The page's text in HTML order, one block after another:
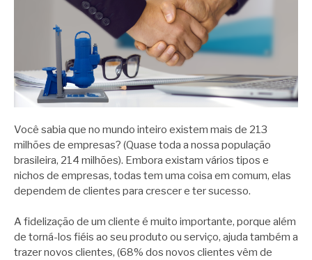
Você sabia que no mundo inteiro existem mais de 213
milhões de empresas? (Quase toda a nossa população
brasileira, 214 milhões). Embora existam vários tipos e
nichos de empresas, todas tem uma coisa em comum, elas
dependem de clientes para crescer e ter sucesso.
A fidelização de um cliente é muito importante, porque além
de torná-los fiéis ao seu produto ou serviço, ajuda também a
trazer novos clientes, (68% dos novos clientes vêm de